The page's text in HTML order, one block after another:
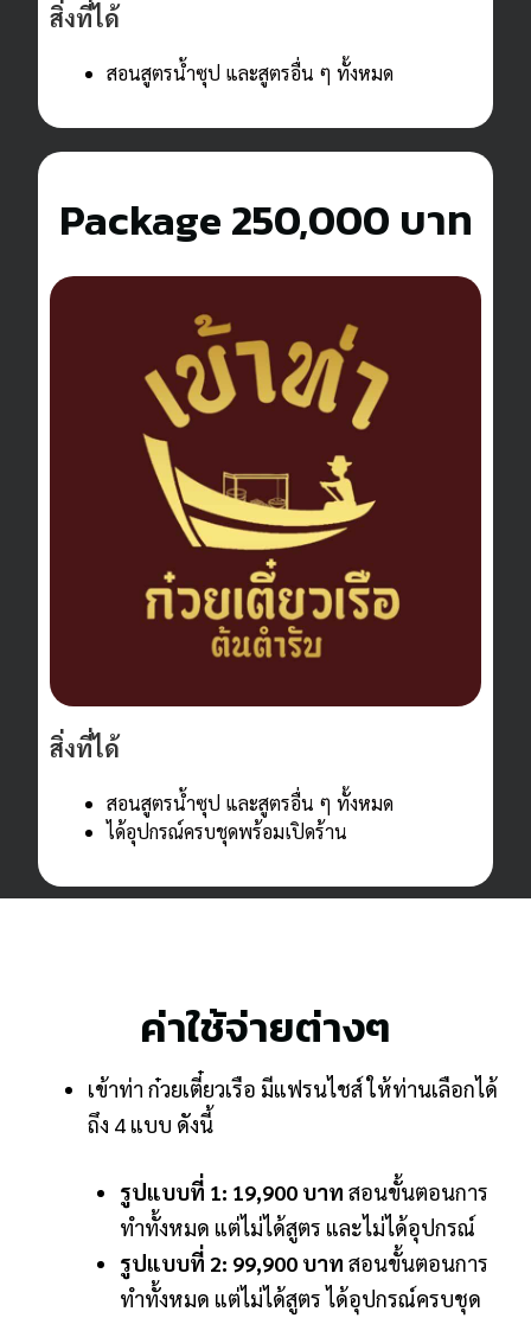
สิ่งที่ได้
สอนสูตรน้ำซุป และสูตรอื่น ๆ ทั้งหมด
Package250,000 บาท
สิ่งที่ได้
สอนสูตรน้ำซุป และสูตรอื่น ๆ ทั้งหมด
ได้อุปกรณ์ครบชุดพร้อมเปิดร้าน
ค่าใช้จ่ายต่างๆ
เข้าท่า ก๋วยเตี๋ยวเรือ มีแฟรนไชส์ ให้ท่านเลือกได้
ถึง 4 แบบ ดังนี้
รูปแบบที่ 1: 19,900 บาท สอนขั้นตอนการ
ทำทั้งหมด แต่ไม่ได้สูตร และไม่ได้อุปกรณ์
รูปแบบที่ 2: 99,900 บาท สอนขั้นตอนการ
ทำทั้งหมด แต่ไม่ได้สูตร ได้อุปกรณ์ครบชุด